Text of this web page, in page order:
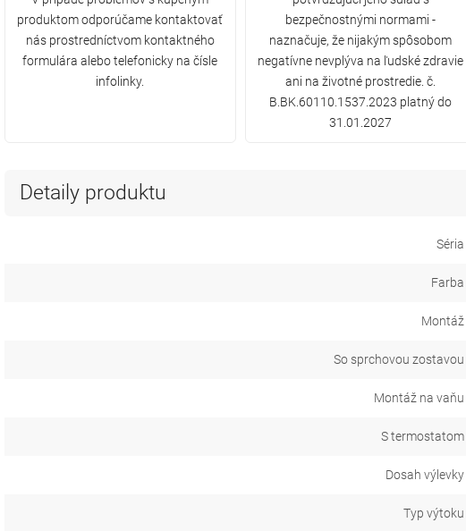
produktom odporúčame kontaktovať
nás prostredníctvom kontaktného
formulára alebo telefonicky na čísle
infolinky.
bezpečnostnými normami -
naznačuje, že nijakým spôsobom
negatívne nevplýva na ľudské zdravie
ani na životné prostredie. č.
B.BK.60110.1537.2023 platný do
31.01.2027
Detaily produktu
Séria
Farba
Montáž
So sprchovou zostavou
Montáž na vaňu
S termostatom
Dosah výlevky
Typ výtoku